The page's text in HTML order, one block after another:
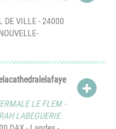
DE VILLE - 24000
LE FLEM-
LABEGUERIE